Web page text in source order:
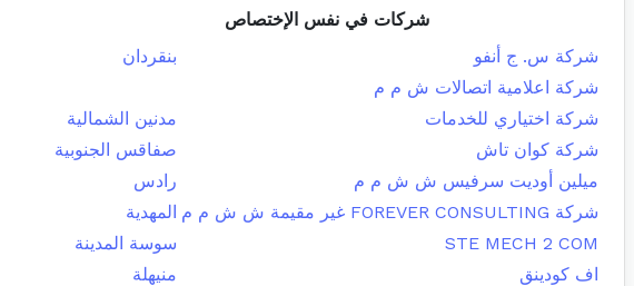
شركات في نفس الإختصاص
شركة س. ج أنفو
بنقردان
شركة اعلامية اتصالات ش م م
شركة اختياري للخدمات
مدنين الشمالية
شركة كوان تاش
صفاقس الجنوبية
ميلين أوديت سرفيس ش ش م م
رادس
شركة FOREVER CONSULTING غير مقيمة ش ش م م
المهدية
STE MECH 2 COM
سوسة المدينة
اف كودينق
منيهلة